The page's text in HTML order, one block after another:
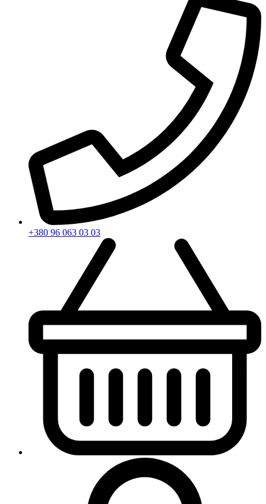
+380 96 063 03 03